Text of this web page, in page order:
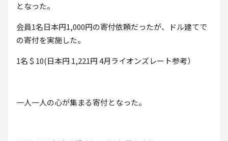
となった。
会員1名日本円1,000円の寄付依頼だったが、ドル建てで
の寄付を実施した。
1名＄10(日本円 1,221円 4月ライオンズレート参考）
一人一人の心が集まる寄付となった。